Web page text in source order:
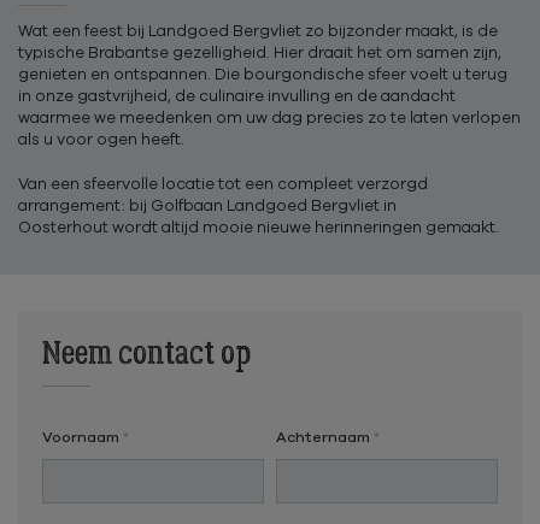
Wat een feest bij Landgoed Bergvliet zo bijzonder maakt, is de
typische Brabantse gezelligheid. Hier draait het om samen zijn,
genieten en ontspannen. Die bourgondische sfeer voelt u terug
in onze gastvrijheid, de culinaire invulling en de aandacht
waarmee we meedenken om uw dag precies zo te laten verlopen
als u voor ogen heeft.
Van een sfeervolle locatie tot een compleet verzorgd
arrangement: bij Golfbaan Landgoed Bergvliet in
Oosterhout wordt altijd mooie nieuwe herinneringen gemaakt.
Neem contact op
Voornaam Achternaam